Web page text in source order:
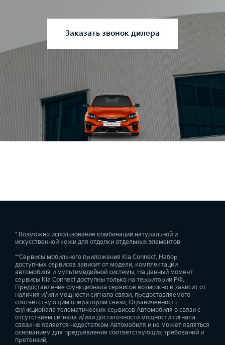
Заказать звонок дилера
* Возможно использование комбинации натуральной и
искусственной кожи для отделки отдельных элементов
**Сервисы мобильного приложения Kia Connect. Набор
доступных сервисов зависит от модели, комплектации
автомобиля и мультимедийной системы. На данный момент
сервисы Kia Connect доступны только на территории РФ.
Предоставление функционала сервисов возможно и зависит от
наличия и/или мощности сигнала связи, предоставляемого
соответствующим оператором связи. Ограниченность
функционала телематических сервисов Автомобиля в связи с
отсутствием сигнала и/или достаточности мощности сигнала
связи не является недостатком Автомобиля и не может являться
основанием для предъявления соответствующих требований и
претензий.